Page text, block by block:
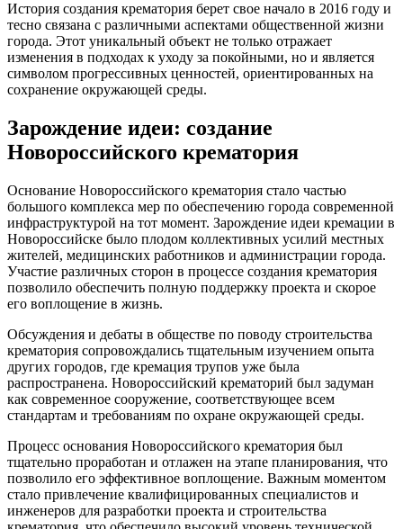
История создания крематория берет свое начало в 2016 году и
тесно связана с различными аспектами общественной жизни
города. Этот уникальный объект не только отражает
изменения в подходах к уходу за покойными, но и является
символом прогрессивных ценностей, ориентированных на
сохранение окружающей среды.
Зарождение идеи: создание
Новороссийского крематория
Основание Новороссийского крематория стало частью
большого комплекса мер по обеспечению города современной
инфраструктурой на тот момент. Зарождение идеи кремации в
Новороссийске было плодом коллективных усилий местных
жителей, медицинских работников и администрации города.
Участие различных сторон в процессе создания крематория
позволило обеспечить полную поддержку проекта и скорое
его воплощение в жизнь.
Обсуждения и дебаты в обществе по поводу строительства
крематория сопровождались тщательным изучением опыта
других городов, где кремация трупов уже была
распространена. Новороссийский крематорий был задуман
как современное сооружение, соответствующее всем
стандартам и требованиям по охране окружающей среды.
Процесс основания Новороссийского крематория был
тщательно проработан и отлажен на этапе планирования, что
позволило его эффективное воплощение. Важным моментом
стало привлечение квалифицированных специалистов и
инженеров для разработки проекта и строительства